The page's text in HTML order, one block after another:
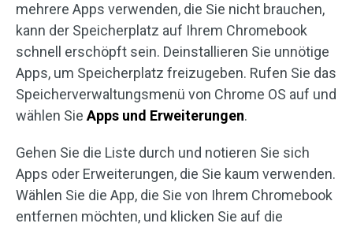
mehrere Apps verwenden, die Sie nicht brauchen,
kann der Speicherplatz auf Ihrem Chromebook
schnell erschöpft sein. Deinstallieren Sie unnötige
Apps, um Speicherplatz freizugeben. Rufen Sie das
Speicherverwaltungsmenü von Chrome OS auf und
wählen Sie Apps und Erweiterungen.
Gehen Sie die Liste durch und notieren Sie sich
Apps oder Erweiterungen, die Sie kaum verwenden.
Wählen Sie die App, die Sie von Ihrem Chromebook
entfernen möchten, und klicken Sie auf die